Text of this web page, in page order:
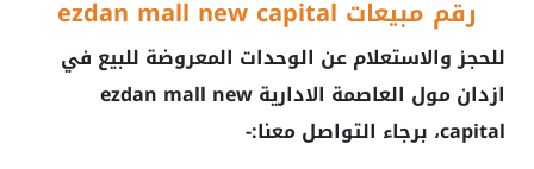
رقم مبيعات ezdan mall new capital
للحجز والاستعلام عن الوحدات المعروضة للبيع في
ازدان مول العاصمة الادارية ezdan mall new
capital، برجاء التواصل معنا:-